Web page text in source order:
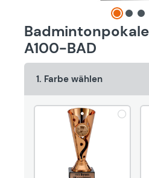
A100-BAD
1. Farbe wählen